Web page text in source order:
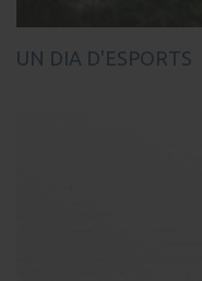
UN DIA D'ESPORTS